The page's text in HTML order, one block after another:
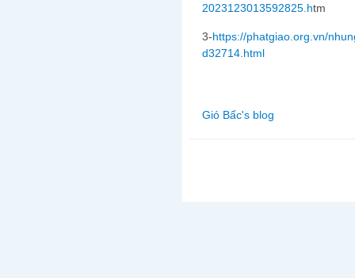
2023123013592825.htm
3-https://phatgiao.org.vn/
d32714.html
Gió Bấc's blog